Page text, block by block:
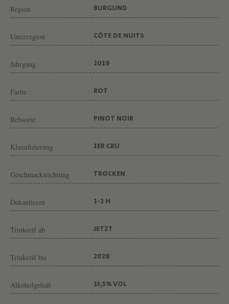
R
S
R
V
N
E
Region BURGUND
Unterregion CÔTE DE NUITS
Jahrgang 2019
Farbe ROT
Rebsorte PINOT NOIR
Klassifizierung 1ER CRU
Geschmacksrichtung TROCKEN
Dekantieren 1-2 H
Trinkreif ab JETZT
Trinkreif bis 2028
Alkoholgehalt 13,5% VOL